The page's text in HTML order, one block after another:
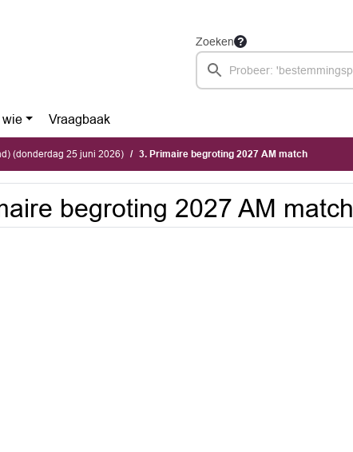
Zoeken
wie Vraagbaak
(donderdag 25 juni 2026) 3. Primaire begroting 2027 AM match
begroting 2027 AM match